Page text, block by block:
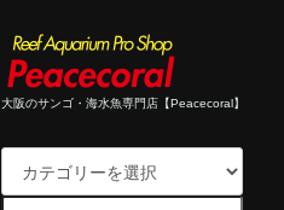
大阪のサンゴ・海水魚専門店【Peacecoral】